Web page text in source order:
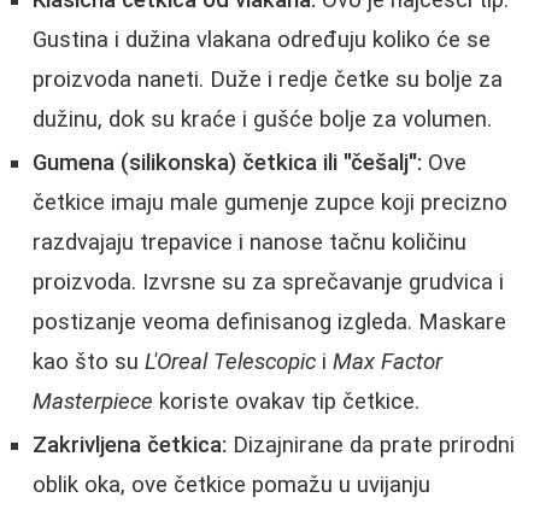
Gustina i dužina vlakana određuju koliko će se
proizvoda naneti. Duže i redje četke su bolje za
dužinu, dok su kraće i gušće bolje za volumen.
Gumena (silikonska) četkica ili "češalj": Ove
četkice imaju male gumenje zupce koji precizno
razdvajaju trepavice i nanose tačnu količinu
proizvoda. Izvrsne su za sprečavanje grudvica i
postizanje veoma definisanog izgleda. Maskare
kao što su L'Oreal Telescopic i Max Factor
Masterpiece koriste ovakav tip četkice.
Zakrivljena četkica: Dizajnirane da prate prirodni
oblik oka, ove četkice pomažu u uvijanju